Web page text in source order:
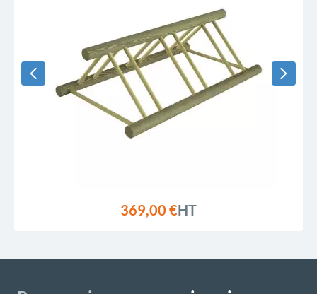
369,00 €HT